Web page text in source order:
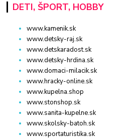
DETI, ŠPORT, HOBBY
www.kamenik.sk
www.detsky-raj.sk
www.detskaradost.sk
www.detsky-hrdina.sk
www.domaci-milacik.sk
www.hracky-online.sk
www.kupelna.shop
www.stonshop.sk
www.sanita-kupelne.sk
www.skolsky-batoh.sk
www.sportaturistika.sk